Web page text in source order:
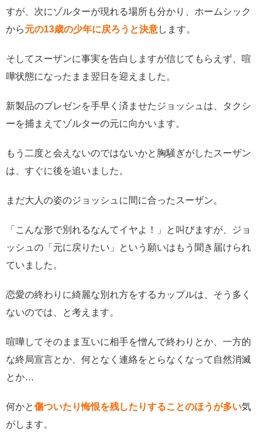
すが、次にゾルターが現れる場所も分かり、ホームシック
から元の13歳の少年に戻ろうと決意します。
そしてスーザンに事実を告白しますが信じてもらえず、喧
嘩状態になったまま翌日を迎えました。
新製品のプレゼンを手早く済ませたジョッシュは、タクシ
ーを捕まえてゾルターの元に向かいます。
もう二度と会えないのではないかと胸騒ぎがしたスーザン
は、すぐに後を追いました。
まだ大人の姿のジョッシュに間に合ったスーザン。
「こんな形で別れるなんてイヤよ！」と叫びますが、ジョ
ッシュの「元に戻りたい」という願いはもう聞き届けられ
ていました。
恋愛の終わりに綺麗な別れ方をするカップルは、そう多く
ないのでは、と考えます。
喧嘩してそのまま互いに相手を憎んで終わりとか、一方的
な終局宣言とか、何となく連絡をとらなくなって自然消滅
とか…
何かと傷ついたり悔恨を残したりすることのほうが多い気
がします。